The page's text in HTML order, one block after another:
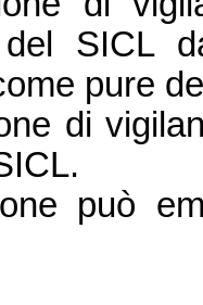
del SICL
pure
di
può